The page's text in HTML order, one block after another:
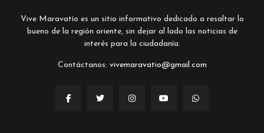
Vive Maravatío es un sitio informativo dedicado a resaltar lo
bueno de la región oriente, sin dejar al lado las noticias de
interés para la ciudadanía.
Contáctanos: vivemaravatio@gmail.com